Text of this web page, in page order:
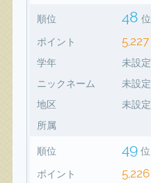
順位 48 位
ポイント 5,227
学年
未設定
ニックネーム
未設定
地区
未設定
所属
順位 49 位
ポイント 5,226